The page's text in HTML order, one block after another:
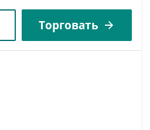
Торговать